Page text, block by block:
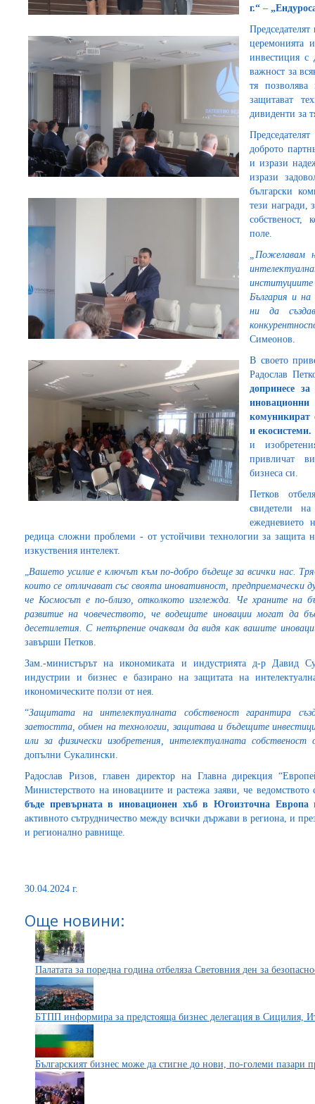
г.“ –
церемонията
инвестиция с
важност за
тя
защитават
дивиденти за
доброто
и изрази
изрази
български
тези награди,
собственост,
поле.
„Пожелавам
България и
ни да
Симеонов.
В своето
Радослав
допринесе
комуникират
и екосистеми.
и
привличат
бизнеса си.
Петков
свидетели
ежедневието
редица сложни проблеми - от устойчиви технологии за защита
изкуствения интелект.
„Вашето усилие е ключът към по-добро бъдеще за всички нас.
които се отличават със своята иновативност,
че Космосът е по-близо, отколкото изглежда. Че храните на
развитие на човечеството, че водещите иновации могат да
десетилетия. С нетърпение очаквам да видя как вашите
завърши Петков.
Зам.-министърът на икономиката и индустрията д-р Давид
индустрии и бизнес е базирано на защитата на
икономическите ползи от нея.
“Защитата на интелектуалната собственост гарантира
заетостта, обмен на технологии, защитава и бъдещите
или за физически изобретения, интелектуалната
допълни Сукалински.
Радослав Ризов, главен директор на Главна дирекция
Министерството на иновациите и растежа заяви, че
бъде превърната в иновационен хъб в Югоизточна Европа
активното сътрудничество между всички държави в региона, и
и регионално равнище.
30.04.2024 г.
Още новини:
Палатата за поредна година отбеляза Световния ден за
БТПП информира за предстояща бизнес делегация в Сицилия,
Българският бизнес може да стигне до нови, по-големи пазари